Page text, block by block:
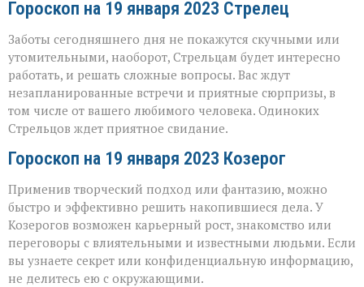
Гороскоп на 19 января 2023 Стрелец
Заботы сегодняшнего дня не покажутся скучными или
утомительными, наоборот, Стрельцам будет интересно
работать, и решать сложные вопросы. Вас ждут
незапланированные встречи и приятные сюрпризы, в
том числе от вашего любимого человека. Одиноких
Стрельцов ждет приятное свидание.
Гороскоп на 19 января 2023 Козерог
Применив творческий подход или фантазию, можно
быстро и эффективно решить накопившиеся дела. У
Козерогов возможен карьерный рост, знакомство или
переговоры с влиятельными и известными людьми. Если
вы узнаете секрет или конфиденциальную информацию,
не делитесь ею с окружающими.